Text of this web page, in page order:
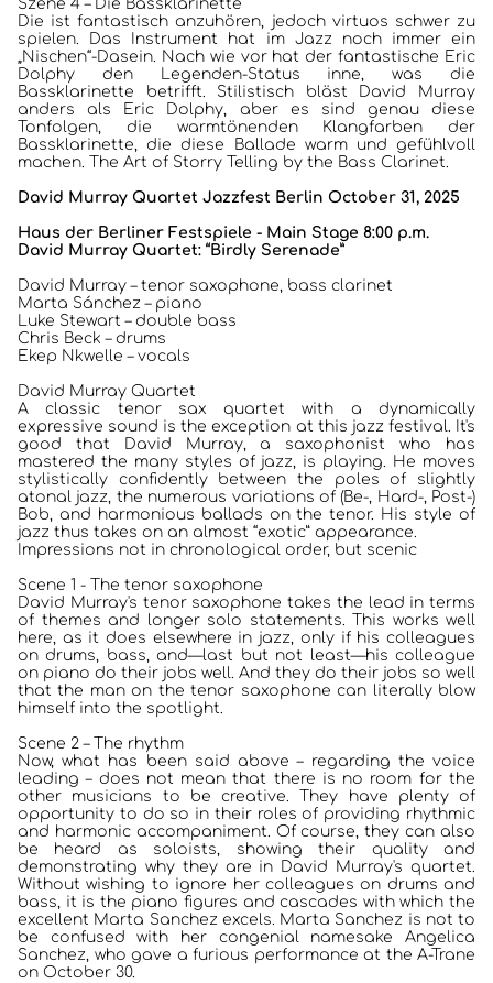
INTERVIEWS
ALBEN
JAZZCLUBS BERLIN
PORTRAITS DER CLUBS
Szene 4 – Die Bassklarinette
Die ist fantastisch anzuhören, jedoch virtuos schwer zu
spielen. Das Instrument hat im Jazz noch immer ein
„Nischen“-Dasein. Nach wie vor hat der fantastische Eric
Dolphy den Legenden-Status inne, was die
Bassklarinette betrifft. Stilistisch bläst David Murray
anders als Eric Dolphy, aber es sind genau diese
Tonfolgen, die warmtönenden Klangfarben der
Bassklarinette, die diese Ballade warm und gefühlvoll
machen. The Art of Storry Telling by the Bass Clarinet.
David Murray Quartet Jazzfest Berlin October 31, 2025
Haus der Berliner Festspiele - Main Stage 8:00 p.m.
David Murray Quartet: “Birdly Serenade”
David Murray – tenor saxophone, bass clarinet
Marta Sánchez – piano
Luke Stewart – double bass
Chris Beck – drums
Ekep Nkwelle – vocals
David Murray Quartet
A classic tenor sax quartet with a dynamically
expressive sound is the exception at this jazz festival. It's
good that David Murray, a saxophonist who has
mastered the many styles of jazz, is playing. He moves
stylistically confidently between the poles of slightly
atonal jazz, the numerous variations of (Be-, Hard-, Post-)
Bob, and harmonious ballads on the tenor. His style of
jazz thus takes on an almost “exotic” appearance.
Impressions not in chronological order, but scenic
Scene 1 - The tenor saxophone
David Murray's tenor saxophone takes the lead in terms
of themes and longer solo statements. This works well
here, as it does elsewhere in jazz, only if his colleagues
on drums, bass, and—last but not least—his colleague
on piano do their jobs well. And they do their jobs so well
that the man on the tenor saxophone can literally blow
himself into the spotlight.
Scene 2 – The rhythm
Now, what has been said above – regarding the voice
leading – does not mean that there is no room for the
other musicians to be creative. They have plenty of
opportunity to do so in their roles of providing rhythmic
and harmonic accompaniment. Of course, they can also
be heard as soloists, showing their quality and
demonstrating why they are in David Murray's quartet.
Without wishing to ignore her colleagues on drums and
bass, it is the piano figures and cascades with which the
excellent Marta Sanchez excels. Marta Sanchez is not to
be confused with her congenial namesake Angelica
Sanchez, who gave a furious performance at the A-Trane
on October 30.